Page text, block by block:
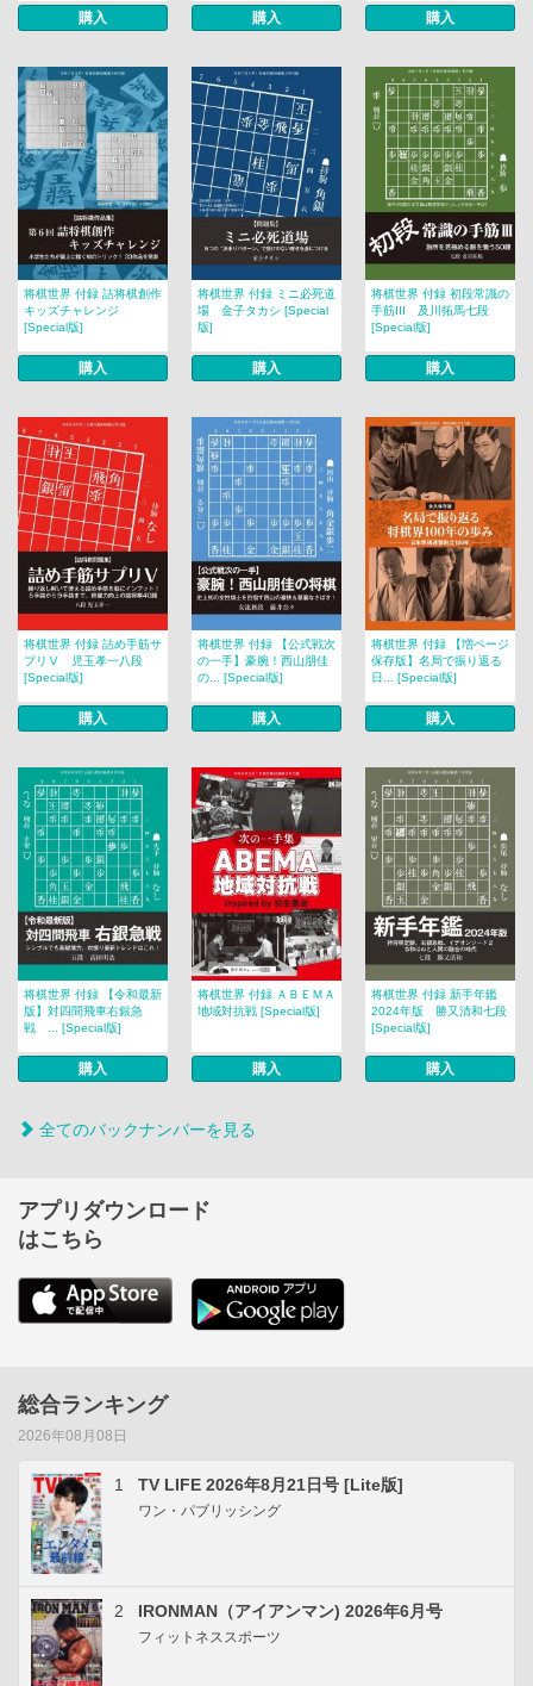
購入 購入 購入
将棋世界 付録 詰将棋創作
キッズチャレンジ
[Special版]
購入
将棋世界 付録 ミニ必死道
場 金子タカシ [Special
版]
購入
将棋世界 付録 初段常識の
手筋III 及川拓馬七段
[Special版]
購入
将棋世界 付録 詰め手筋サ
プリⅤ 児玉孝一八段
[Special版]
購入
将棋世界 付録 【公式戦次
の一手】豪腕！西山朋佳
の... [Special版]
購入
将棋世界 付録 【増ページ
保存版】名局で振り返る
日... [Special版]
購入
将棋世界 付録 【令和最新
版】対四間飛車右銀急
戦 ... [Special版]
購入
将棋世界 付録 ＡＢＥＭＡ
地域対抗戦 [Special版]
購入
将棋世界 付録 新手年鑑
2024年版 勝又清和七段
[Special版]
購入
全てのバックナンバーを見る
アプリダウンロード
はこちら
総合ランキング
2026年08月08日
1 TV LIFE 2026年8月21日号 [Lite版]
ワン・パブリッシング
2 IRONMAN（アイアンマン) 2026年6月号
フィットネススポーツ